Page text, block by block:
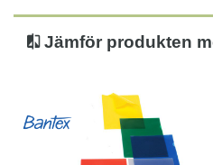
Jämför produkten